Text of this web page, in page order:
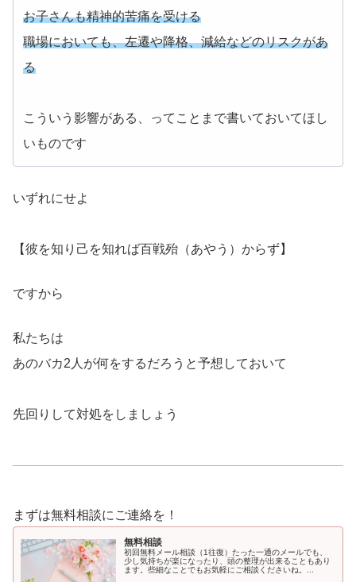
お子さんも精神的苦痛を受ける
職場においても、左遷や降格、減給などのリスクがあ
る
こういう影響がある、ってことまで書いておいてほし
いものです
いずれにせよ
【彼を知り己を知れば百戦殆（あやう）からず】
ですから
私たちは
あのバカ2人が何をするだろうと予想しておいて
先回りして対処をしましょう
まずは無料相談にご連絡を！
無料相談
初回無料メール相談（1往復）たった一通のメールでも、
少し気持ちが楽になったり、頭の整理が出来ることもあり
ます。些細なことでもお気軽にご相談くださいね。...